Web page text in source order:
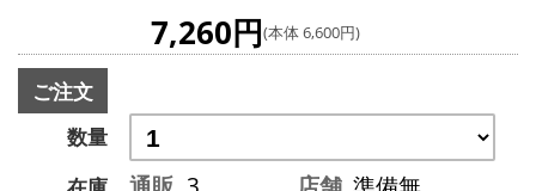
7,260円(本体 6,600円)
ご注文
数量